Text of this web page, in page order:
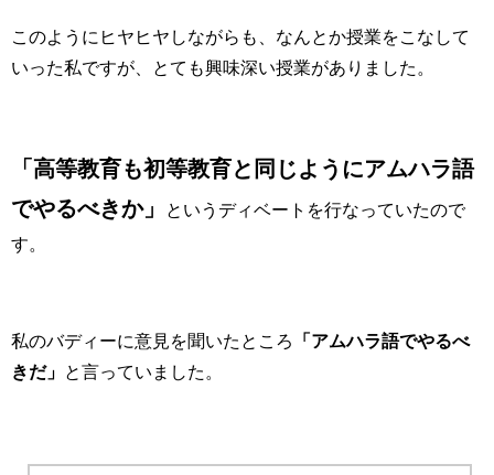
このようにヒヤヒヤしながらも、なんとか授業をこなして
いった私ですが、とても興味深い授業がありました。
「高等教育も初等教育と同じようにアムハラ語
でやるべきか」
というディベートを行なっていたので
す。
私のバディーに意見を聞いたところ
「アムハラ語でやるべ
きだ」
と言っていました。